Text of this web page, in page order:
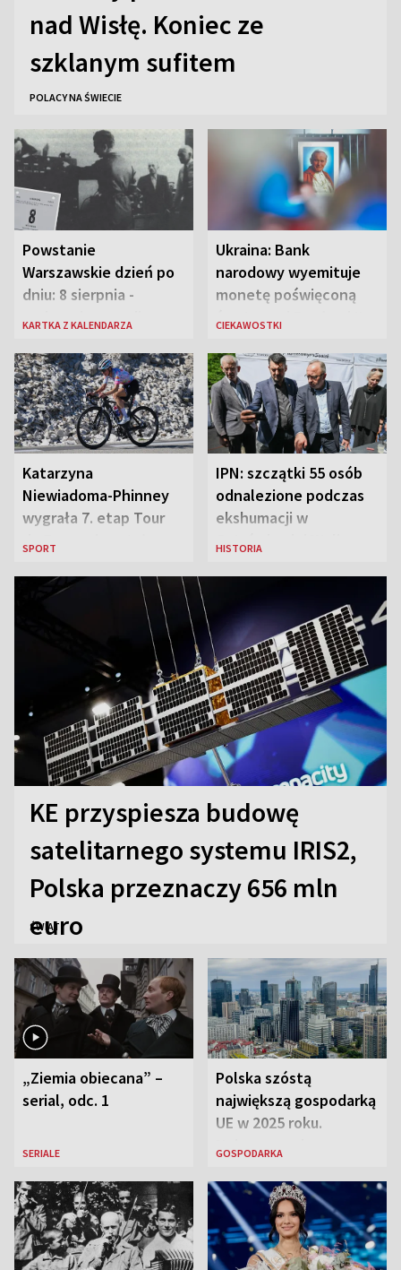
nad Wisłę. Koniec ze
szklanym sufitem
POLACY NA ŚWIECIE
Powstanie
Warszawskie dzień po
dniu: 8 sierpnia -
rozbrzmiewa radio
„Antka Rozpylacza”
KARTKA Z KALENDARZA
Ukraina: Bank
narodowy wyemituje
monetę poświęconą
św. Janowi Pawłowi II
CIEKAWOSTKI
Katarzyna
Niewiadoma-Phinney
wygrała 7. etap Tour
de France i została
SPORT
IPN: szczątki 55 osób
odnalezione podczas
ekshumacji w
Ostrówkach i Woli
HISTORIA
KE przyspiesza budowę
satelitarnego systemu IRIS2,
Polska przeznaczy 656 mln
euro
ŚWIAT
„Ziemia obiecana” –
serial, odc. 1
SERIALE
Polska szóstą
największą gospodarką
UE w 2025 roku.
Najnowsze dane
GOSPODARKA